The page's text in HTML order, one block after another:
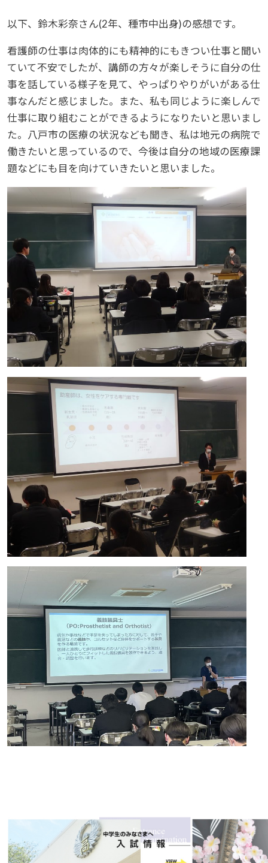
以下、鈴木彩奈さん(2年、種市中出身)の感想です。
看護師の仕事は肉体的にも精神的にもきつい仕事と聞い
ていて不安でしたが、講師の方々が楽しそうに自分の仕
事を話している様子を見て、やっぱりやりがいがある仕
事なんだと感じました。また、私も同じように楽しんで
仕事に取り組むことができるようになりたいと思いまし
た。八戸市の医療の状況なども聞き、私は地元の病院で
働きたいと思っているので、今後は自分の地域の医療課
題などにも目を向けていきたいと思いました。